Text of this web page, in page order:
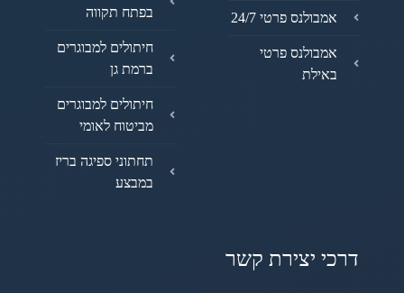
אמבולנס פרטי 24/7
אמבולנס פרטי
באילת
בפתח תקווה
חיתולים למבוגרים
ברמת גן
חיתולים למבוגרים
מביטוח לאומי
תחתוני ספיגה בריז
במבצע
דרכי יצירת קשר